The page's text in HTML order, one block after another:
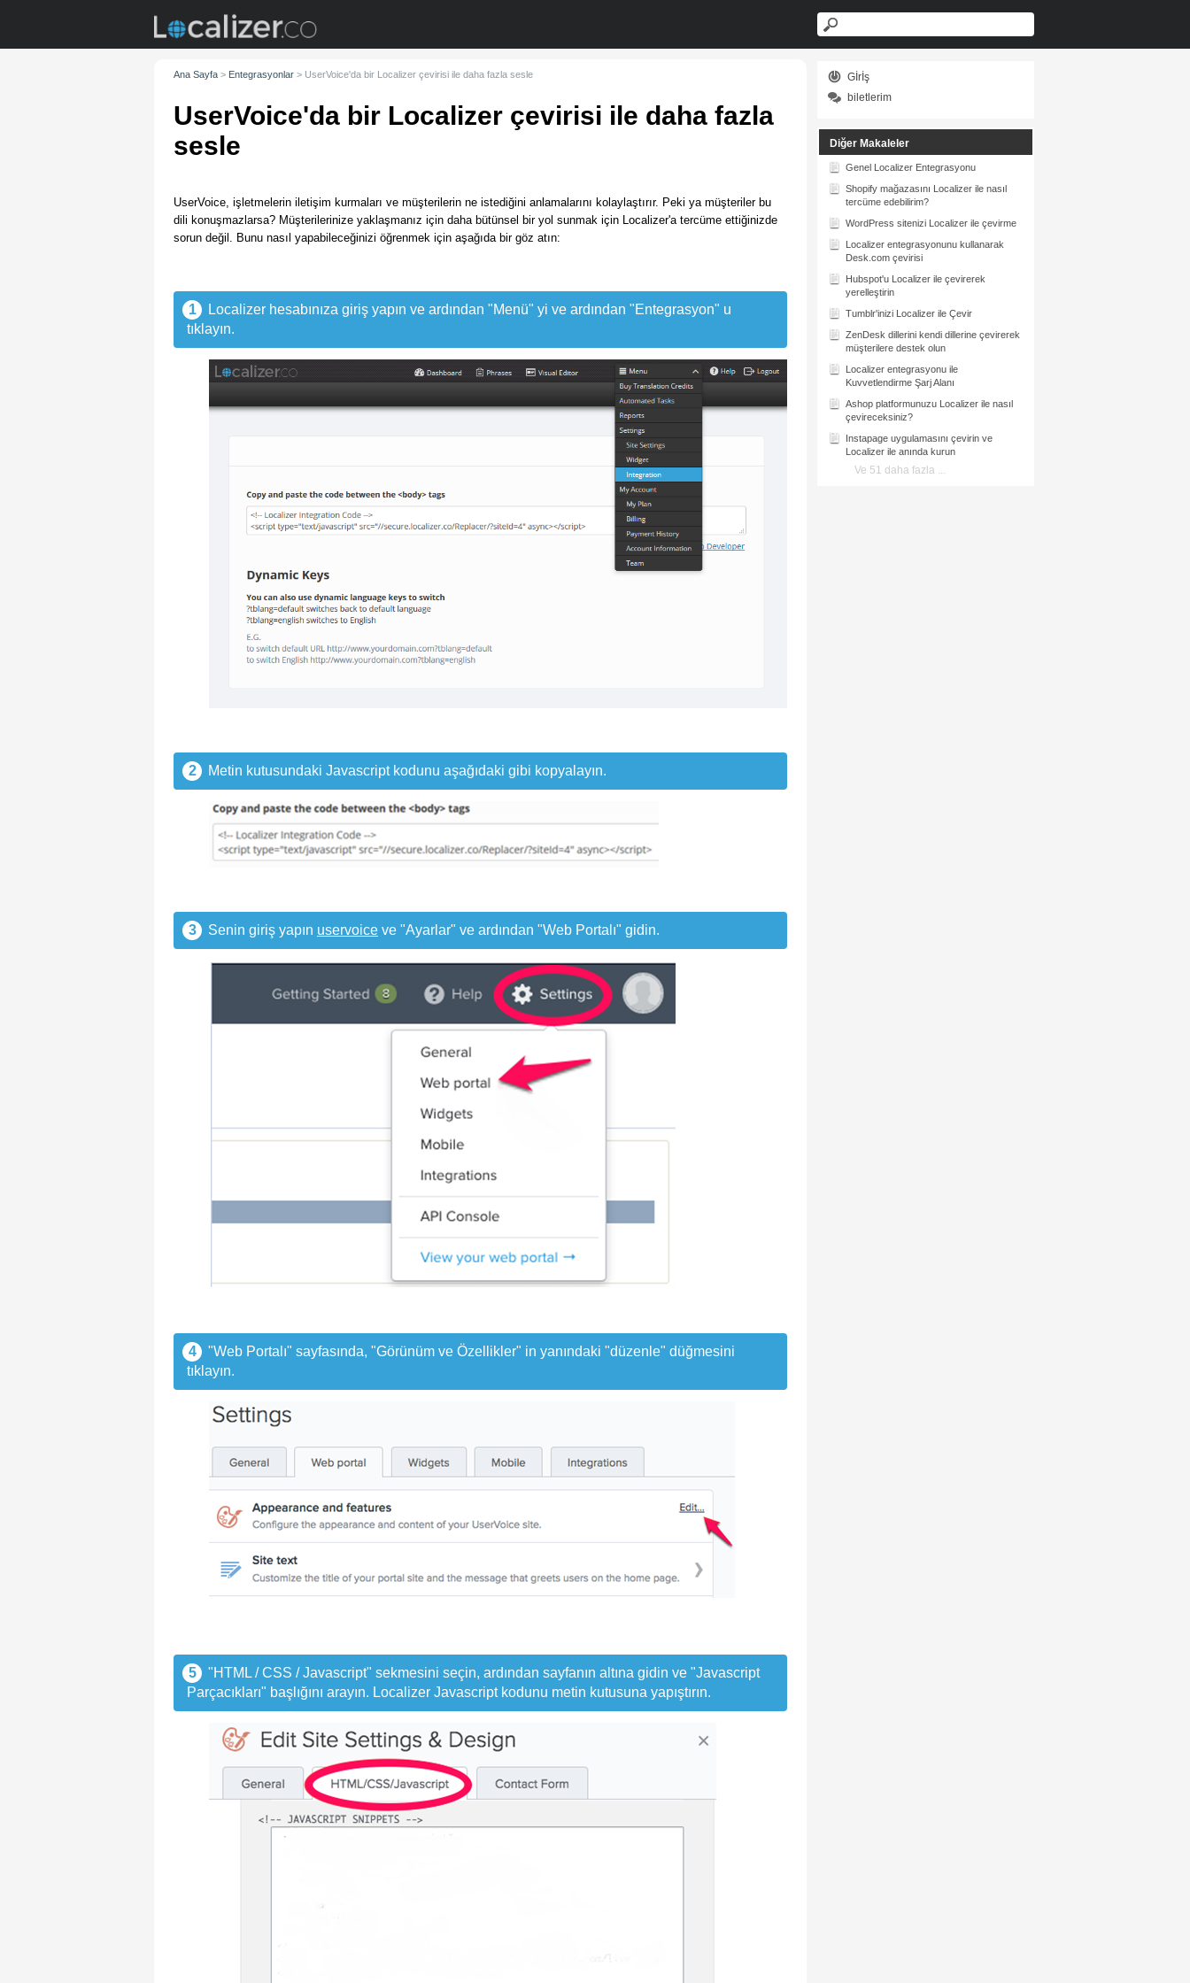
Ana Sayfa > Entegrasyonlar > UserVoice'da bir Localizer çevirisi ile daha fazla sesle
UserVoice'da bir Localizer çevirisi ile daha fazla
sesle
UserVoice, işletmelerin iletişim kurmaları ve müşterilerin ne istediğini anlamalarını kolaylaştırır. Peki ya müşteriler bu
dili konuşmazlarsa? Müşterilerinize yaklaşmanız için daha bütünsel bir yol sunmak için Localizer'a tercüme ettiğinizde
sorun değil. Bunu nasıl yapabileceğinizi öğrenmek için aşağıda bir göz atın:
1
Localizer hesabınıza giriş yapın ve ardından "Menü" yi ve ardından "Entegrasyon" u
tıklayın.
2 Metin kutusundaki Javascript kodunu aşağıdaki gibi kopyalayın.
3 Senin giriş yapın uservoice ve "Ayarlar" ve ardından "Web Portalı" gidin.
4
"Web Portalı" sayfasında, "Görünüm ve Özellikler" in yanındaki "düzenle" düğmesini
tıklayın.
5
"HTML / CSS / Javascript" sekmesini seçin, ardından sayfanın altına gidin ve "Javascript
Parçacıkları" başlığını arayın. Localizer Javascript kodunu metin kutusuna yapıştırın.
Gİrİş
biletlerim
Diğer Makaleler
Genel Localizer Entegrasyonu
Shopify mağazasını Localizer ile nasıl
tercüme edebilirim?
WordPress sitenizi Localizer ile çevirme
Localizer entegrasyonunu kullanarak
Desk.com çevirisi
Hubspot'u Localizer ile çevirerek
yerelleştirin
Tumblr'inizi Localizer ile Çevir
ZenDesk dillerini kendi dillerine çevirerek
müşterilere destek olun
Localizer entegrasyonu ile
Kuvvetlendirme Şarj Alanı
Ashop platformunuzu Localizer ile nasıl
çevireceksiniz?
Instapage uygulamasını çevirin ve
Localizer ile anında kurun
Ve 51 daha fazla ...